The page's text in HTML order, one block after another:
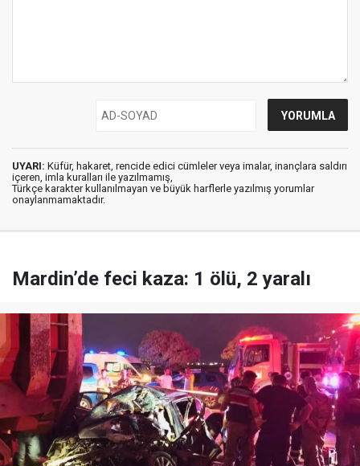
UYARI: Küfür, hakaret, rencide edici cümleler veya imalar, inançlara saldırı
içeren, imla kuralları ile yazılmamış,
Türkçe karakter kullanılmayan ve büyük harflerle yazılmış yorumlar
onaylanmamaktadır.
Mardin’de feci kaza: 1 ölü, 2 yaralı